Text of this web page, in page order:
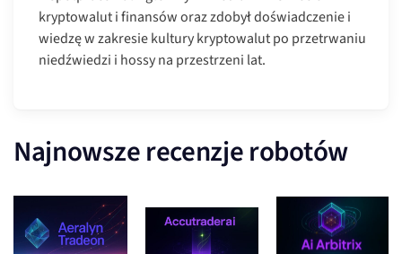
kryptowalut i finansów oraz zdobył doświadczenie i
wiedzę w zakresie kultury kryptowalut po przetrwaniu
niedźwiedzi i hossy na przestrzeni lat.
Najnowsze recenzje robotów